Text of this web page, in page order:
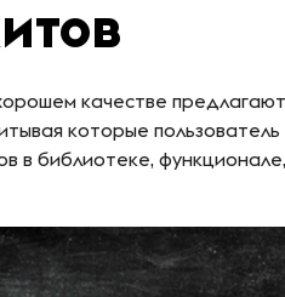
качестве
которые
в библиотеке,